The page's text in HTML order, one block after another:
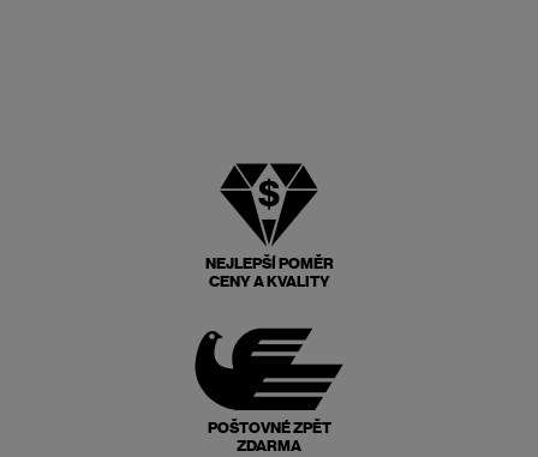
NEJLEPŠÍ POMĚR
CENY A KVALITY
POŠTOVNÉ ZPĚT
ZDARMA